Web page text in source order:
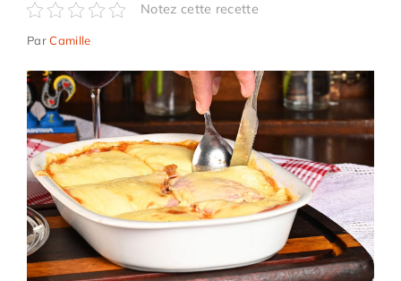
Notez cette recette
ParCamille